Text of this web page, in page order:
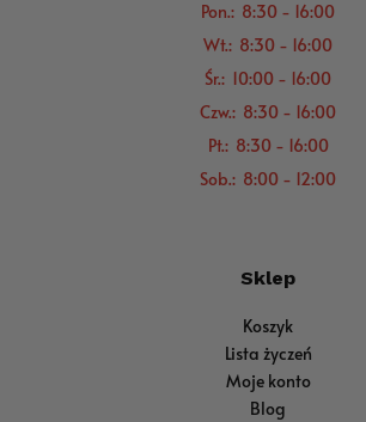
Pon.: 8:30 - 16:00
Wt.: 8:30 - 16:00
Śr.: 10:00 - 16:00
Czw.: 8:30 - 16:00
Pt.: 8:30 - 16:00
Sob.: 8:00 - 12:00
Sklep
Koszyk
Lista życzeń
Moje konto
Blog